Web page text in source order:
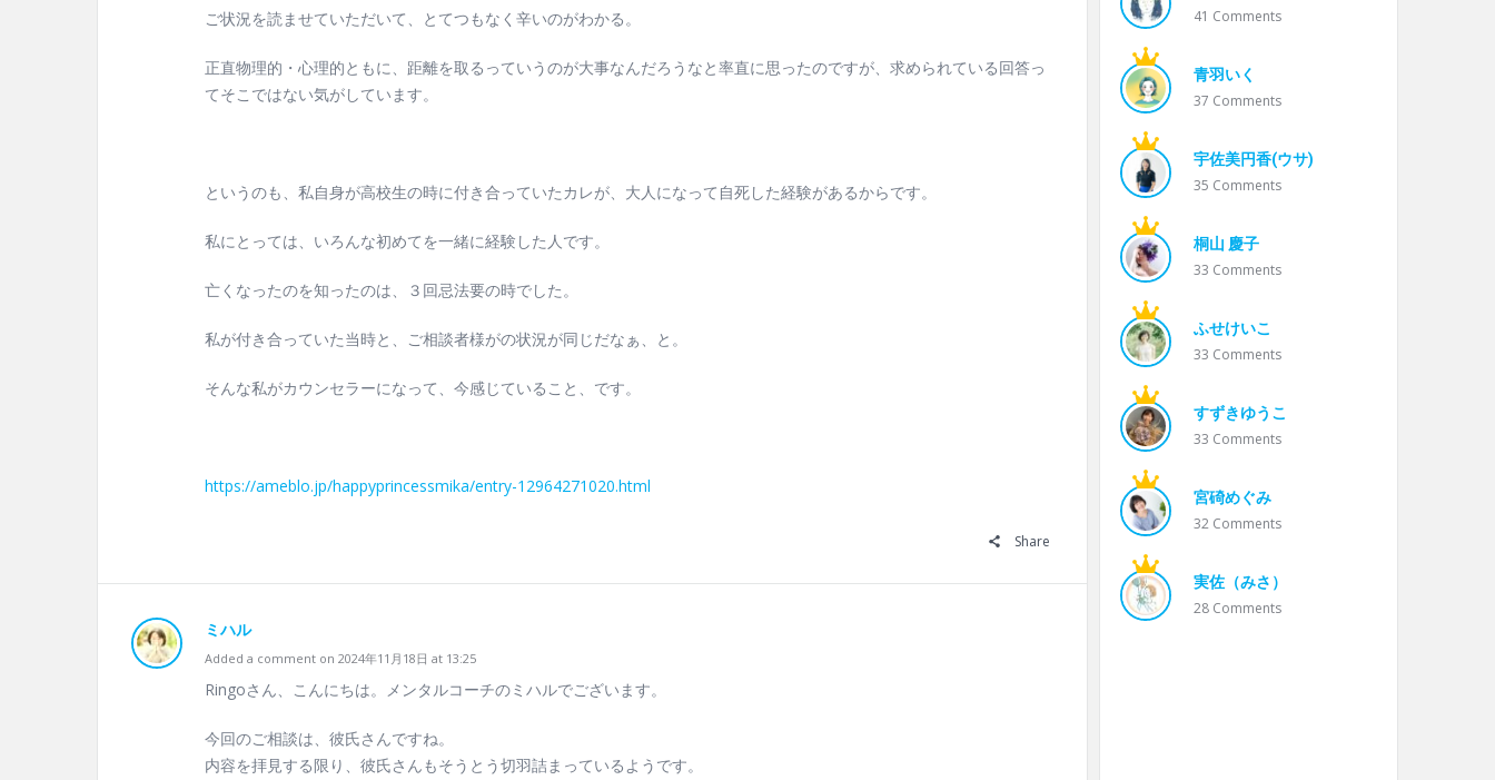
ご状況を読ませていただいて、とてつもなく辛いのがわかる。
正直物理的・心理的ともに、距離を取るっていうのが大事なんだろうなと率直に思ったのですが、求められている回答っ
てそこではない気がしています。
というのも、私自身が高校生の時に付き合っていたカレが、大人になって自死した経験があるからです。
私にとっては、いろんな初めてを一緒に経験した人です。
亡くなったのを知ったのは、３回忌法要の時でした。
私が付き合っていた当時と、ご相談者様がの状況が同じだなぁ、と。
そんな私がカウンセラーになって、今感じていること、です。
https://ameblo.jp/happyprincessmika/entry-12964271020.html
Share
ミハル
Added a comment on 2024年11月18日 at 13:25
Ringoさん、こんにちは。メンタルコーチのミハルでございます。
今回のご相談は、彼氏さんですね。
内容を拝見する限り、彼氏さんもそうとう切羽詰まっているようです。
41 Comments
青羽いく
37 Comments
宇佐美円香(ウサ)
35 Comments
桐山 慶子
33 Comments
ふせけいこ
33 Comments
すずきゆうこ
33 Comments
宮碕めぐみ
32 Comments
実佐（みさ）
28 Comments